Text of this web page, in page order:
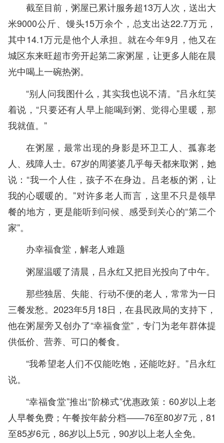
截至目前，粥屋已累计服务超13万人次，送出大
米9000公斤、馒头15万余个，总支出达22.7万元，
其中14.1万元是他个人承担。就在今年9月，他又在
城区东来旺超市旁开起第二家粥屋，让更多人能在晨
光中喝上一碗热粥。
“别人问我图什么，其实我也说不清。”吕永红笑
着说，“只要还有人早上能喝到粥、觉得心里暖，那
我就值。”
在粥屋，最常出现的身影是环卫工人、孤寡老
人、残障人士。67岁的周婆婆几乎每天都来取粥，她
说：“我一个人住，孩子不在身边。吕老板的粥，让
我的心暖暖的。”对许多老人而言，这里不只是领早
餐的地方，更是能听到问候、感受到关心的“第二个
家”。
办幸福食堂，解老人难题
粥屋温暖了清晨，吕永红又把目光投向了中午。
那些独居、失能、行动不便的老人，常常为一日
三餐发愁。2023年5月18日，在县民政局的支持下，
他在粥屋旁又创办了“幸福食堂”，专门为老年群体提
供低价、营养、可口的餐食。
“我希望老人们不仅能吃饱，还能吃好。”吕永红
说。
“幸福食堂”推出“阶梯式”优惠政策：60岁以上老
人早餐免费；午餐按年龄分档——76至80岁7元，81
至85岁6元，86岁以上5元，90岁以上老人全免。